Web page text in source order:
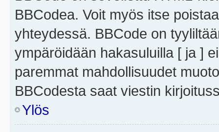
BBCodea. Voit myös itse
yhteydessä. BBCode on
ympäröidään hakasuluilla [ ja ]
paremmat mahdollisuudet
BBCodesta saat viestin
Ylös